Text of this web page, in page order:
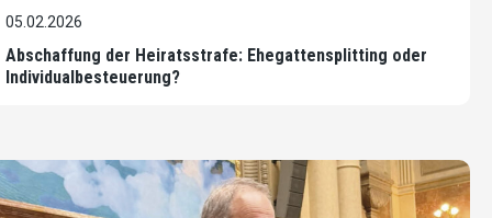
05.02.2026
Abschaffung der Heiratsstrafe: Ehegattensplitting oder
Individualbesteuerung?